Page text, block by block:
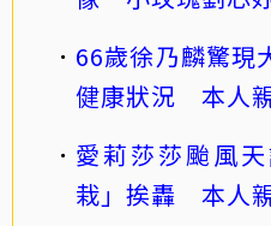
66歲徐乃麟驚現
健康狀況 本人
愛莉莎莎颱風
栽」挨轟 本人